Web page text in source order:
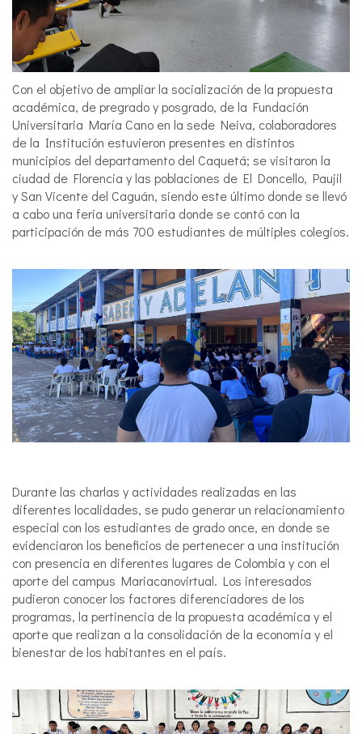
Con el objetivo de ampliar la socialización de la propuesta
académica, de pregrado y posgrado, de la Fundación
Universitaria María Cano en la sede Neiva, colaboradores
de la Institución estuvieron presentes en distintos
municipios del departamento del Caquetá; se visitaron la
ciudad de Florencia y las poblaciones de El Doncello, Paujil
y San Vicente del Caguán, siendo este último donde se llevó
a cabo una feria universitaria donde se contó con la
participación de más 700 estudiantes de múltiples colegios.
Durante las charlas y actividades realizadas en las
diferentes localidades, se pudo generar un relacionamiento
especial con los estudiantes de grado once, en donde se
evidenciaron los beneficios de pertenecer a una institución
con presencia en diferentes lugares de Colombia y con el
aporte del campus Mariacanovirtual. Los interesados
pudieron conocer los factores diferenciadores de los
programas, la pertinencia de la propuesta académica y el
aporte que realizan a la consolidación de la economía y el
bienestar de los habitantes en el país.